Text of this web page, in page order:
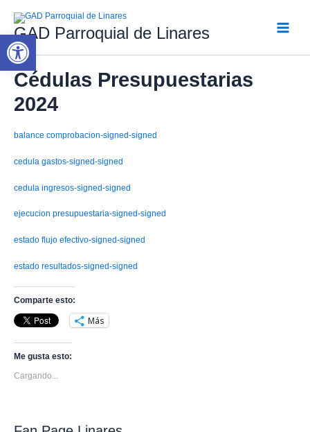
contenido
GAD Parroquial de Linares
Main
Cédulas Presupuestarias
2024
balance comprobacion-signed-signed
cedula gastos-signed-signed
cedula ingresos-signed-signed
ejecucion presupuestaria-signed-signed
estado flujo efectivo-signed-signed
estado resultados-signed-signed
Comparte esto:
Más
Me gusta esto:
Cargando...
Abrir barra de herramientas